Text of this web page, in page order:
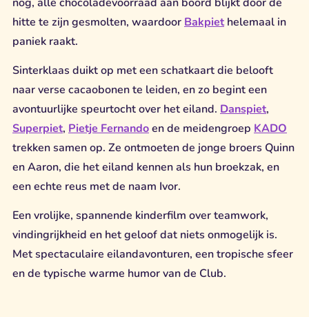
hitte te zijn gesmolten, waardoor Bakpiethelemaal in
paniek raakt.
Sinterklaas duikt op met een schatkaart die belooft
naar verse cacaobonen te leiden, en zo begint een
avontuurlijke speurtocht over het eiland. Danspiet,
Superpiet, Pietje Fernandoen de meidengroep KADO
trekken samen op. Ze ontmoeten de jonge broers Quinn
en Aaron, die het eiland kennen als hun broekzak, en
een echte reus met de naam Ivor.
Een vrolijke, spannende kinderfilm over teamwork,
vindingrijkheid en het geloof dat niets onmogelijk is.
Met spectaculaire eilandavonturen, een tropische sfeer
en de typische warme humor van de Club.